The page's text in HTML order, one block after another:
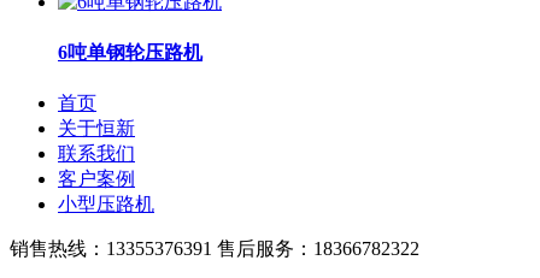
6吨单钢轮压路机
首页
关于恒新
联系我们
客户案例
小型压路机
销售热线：13355376391 售后服务：18366782322